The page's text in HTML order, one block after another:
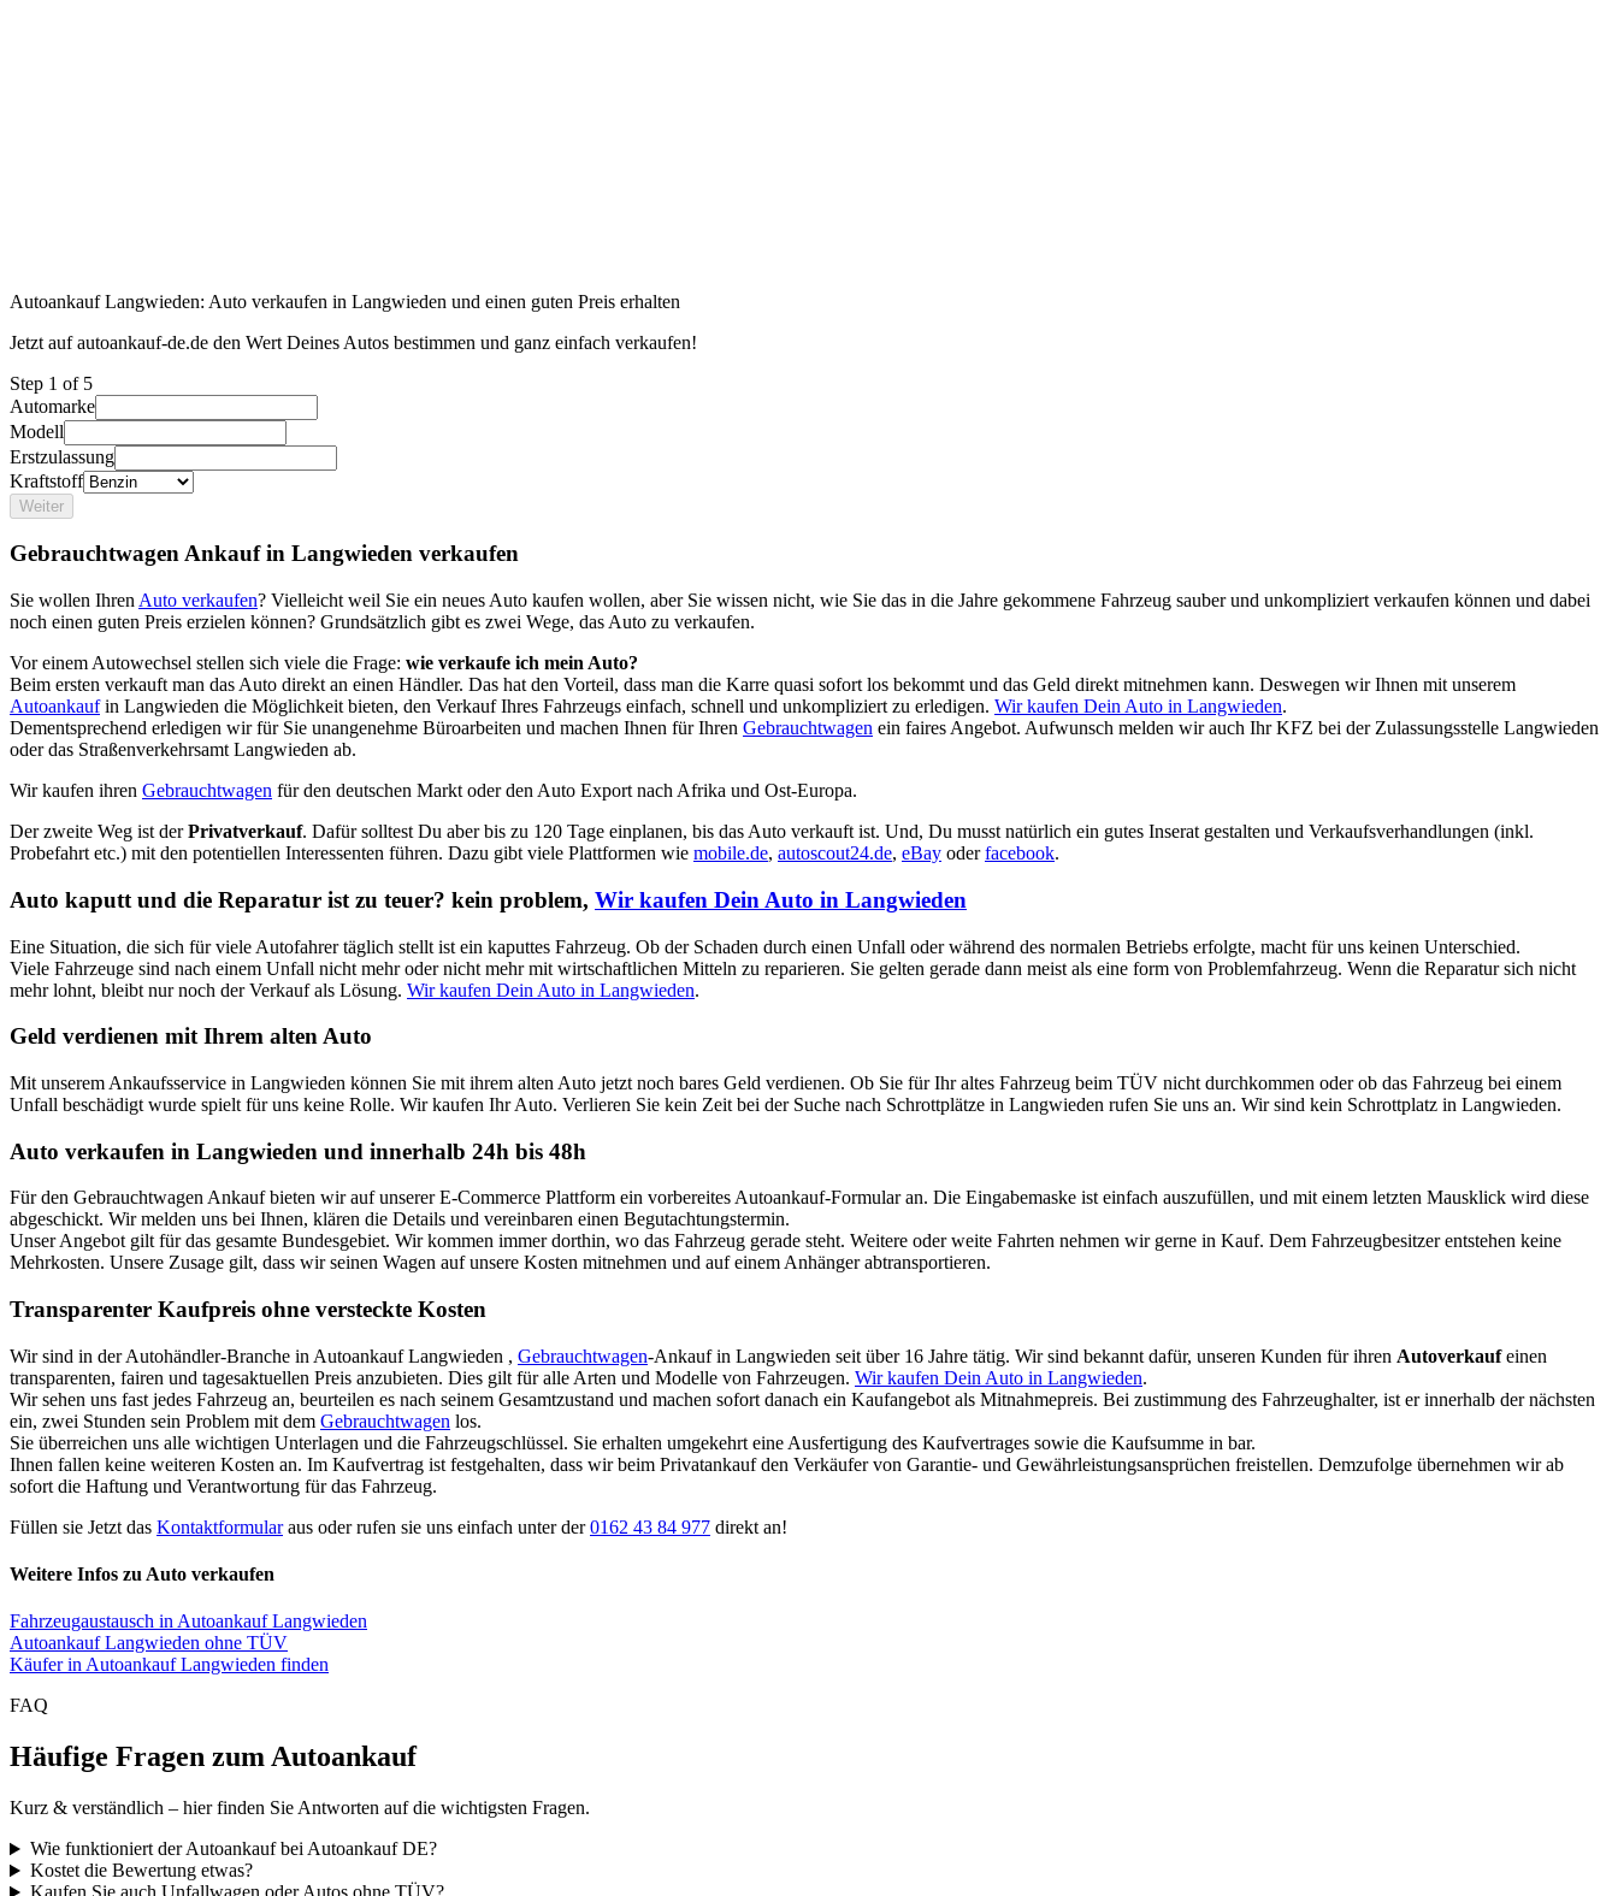
Autoankauf Langwieden: Auto verkaufen in Langwieden und einen guten Preis erhalten
Jetzt auf autoankauf-de.de den Wert Deines Autos bestimmen und ganz einfach verkaufen!
Step 1 of 5
Automarke
Modell
Erstzulassung
Kraftstoff
Weiter
Gebrauchtwagen Ankauf in Langwieden verkaufen
Sie wollen Ihren Auto verkaufen? Vielleicht weil Sie ein neues Auto kaufen wollen, aber Sie wissen nicht, wie Sie das in die Jahre gekommene Fahrzeug sauber und unkompliziert verkaufen können und dabei
noch einen guten Preis erzielen können? Grundsätzlich gibt es zwei Wege, das Auto zu verkaufen.
Vor einem Autowechsel stellen sich viele die Frage: wie verkaufe ich mein Auto?
Beim ersten verkauft man das Auto direkt an einen Händler. Das hat den Vorteil, dass man die Karre quasi sofort los bekommt und das Geld direkt mitnehmen kann. Deswegen wir Ihnen mit unserem
Autoankaufin Langwieden die Möglichkeit bieten, den Verkauf Ihres Fahrzeugs einfach, schnell und unkompliziert zu erledigen. Wir kaufen Dein Auto in Langwieden.
Dementsprechend erledigen wir für Sie unangenehme Büroarbeiten und machen Ihnen für Ihren Gebrauchtwagen ein faires Angebot. Aufwunsch melden wir auch Ihr KFZ bei der Zulassungsstelle Langwieden
oder das Straßenverkehrsamt Langwieden ab.
Wir kaufen ihren Gebrauchtwagen für den deutschen Markt oder den Auto Export nach Afrika und Ost-Europa.
Der zweite Weg ist derPrivatverkauf. Dafür solltest Du aber bis zu 120 Tage einplanen, bis das Auto verkauft ist. Und, Du musst natürlich ein gutes Inserat gestalten und Verkaufsverhandlungen (inkl.
Probefahrt etc.) mit den potentiellen Interessenten führen. Dazu gibt viele Plattformen wie mobile.de, autoscout24.de, eBay oderfacebook.
Auto kaputt und die Reparatur ist zu teuer? kein problem, Wir kaufen Dein Auto in Langwieden
Eine Situation, die sich für viele Autofahrer täglich stellt ist ein kaputtes Fahrzeug. Ob der Schaden durch einen Unfall oder während des normalen Betriebs erfolgte, macht für uns keinen Unterschied.
Viele Fahrzeuge sind nach einem Unfall nicht mehr oder nicht mehr mit wirtschaftlichen Mitteln zu reparieren. Sie gelten gerade dann meist als eine form von Problemfahrzeug. Wenn die Reparatur sich nicht
mehr lohnt, bleibt nur noch der Verkauf als Lösung. Wir kaufen Dein Auto in Langwieden.
Geld verdienen mit Ihrem alten Auto
Mit unserem Ankaufsservice in Langwieden können Sie mit ihrem alten Auto jetzt noch bares Geld verdienen. Ob Sie für Ihr altes Fahrzeug beim TÜV nicht durchkommen oder ob das Fahrzeug bei einem
Unfall beschädigt wurde spielt für uns keine Rolle. Wir kaufen Ihr Auto. Verlieren Sie kein Zeit bei der Suche nach Schrottplätze in Langwieden rufen Sie uns an. Wir sind kein Schrottplatz in Langwieden.
Auto verkaufen in Langwieden und innerhalb 24h bis 48h
Für den Gebrauchtwagen Ankauf bieten wir auf unserer E-Commerce Plattform ein vorbereites Autoankauf-Formular an. Die Eingabemaske ist einfach auszufüllen, und mit einem letzten Mausklick wird diese
abgeschickt. Wir melden uns bei Ihnen, klären die Details und vereinbaren einen Begutachtungstermin.
Unser Angebot gilt für das gesamte Bundesgebiet. Wir kommen immer dorthin, wo das Fahrzeug gerade steht. Weitere oder weite Fahrten nehmen wir gerne in Kauf. Dem Fahrzeugbesitzer entstehen keine
Mehrkosten. Unsere Zusage gilt, dass wir seinen Wagen auf unsere Kosten mitnehmen und auf einem Anhänger abtransportieren.
Transparenter Kaufpreis ohne versteckte Kosten
Wir sind in der Autohändler-Branche in Autoankauf Langwieden , Gebrauchtwagen-Ankauf in Langwieden seit über 16 Jahre tätig. Wir sind bekannt dafür, unseren Kunden für ihren Autoverkaufeinen
transparenten, fairen und tagesaktuellen Preis anzubieten. Dies gilt für alle Arten und Modelle von Fahrzeugen. Wir kaufen Dein Auto in Langwieden.
Wir sehen uns fast jedes Fahrzeug an, beurteilen es nach seinem Gesamtzustand und machen sofort danach ein Kaufangebot als Mitnahmepreis. Bei zustimmung des Fahrzeughalter, ist er innerhalb der nächsten
ein, zwei Stunden sein Problem mit dem Gebrauchtwagen los.
Sie überreichen uns alle wichtigen Unterlagen und die Fahrzeugschlüssel. Sie erhalten umgekehrt eine Ausfertigung des Kaufvertrages sowie die Kaufsumme in bar.
Ihnen fallen keine weiteren Kosten an. Im Kaufvertrag ist festgehalten, dass wir beim Privatankauf den Verkäufer von Garantie- und Gewährleistungsansprüchen freistellen. Demzufolge übernehmen wir ab
sofort die Haftung und Verantwortung für das Fahrzeug.
Füllen sie Jetzt das Kontaktformularaus oder rufen sie uns einfach unter der0162 43 84 977 direkt an!
Weitere Infos zu Auto verkaufen
Fahrzeugaustausch in Autoankauf Langwieden
Autoankauf Langwieden ohne TÜV
Käufer in Autoankauf Langwieden finden
FAQ
Häufige Fragen zum Autoankauf
Kurz & verständlich – hier finden Sie Antworten auf die wichtigsten Fragen.
Wie funktioniert der Autoankauf bei Autoankauf DE?
Kostet die Bewertung etwas?